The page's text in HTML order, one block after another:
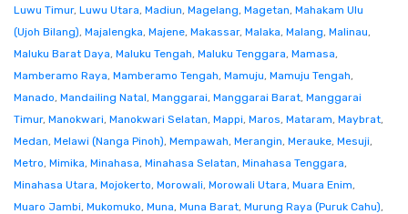
Luwu Timur, Luwu Utara, Madiun, Magelang, Magetan, Mahakam Ulu
(Ujoh Bilang), Majalengka, Majene, Makassar, Malaka, Malang, Malinau,
Maluku Barat Daya, Maluku Tengah, Maluku Tenggara, Mamasa,
Mamberamo Raya, Mamberamo Tengah, Mamuju, Mamuju Tengah,
Manado, Mandailing Natal, Manggarai, Manggarai Barat, Manggarai
Timur, Manokwari, Manokwari Selatan, Mappi, Maros, Mataram, Maybrat,
Medan, Melawi (Nanga Pinoh), Mempawah, Merangin, Merauke, Mesuji,
Metro, Mimika, Minahasa, Minahasa Selatan, Minahasa Tenggara,
Minahasa Utara, Mojokerto, Morowali, Morowali Utara, Muara Enim,
Muaro Jambi, Mukomuko, Muna, Muna Barat, Murung Raya (Puruk Cahu),